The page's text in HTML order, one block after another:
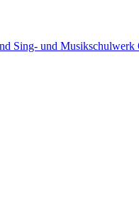
Sing- und Musikschulwerk